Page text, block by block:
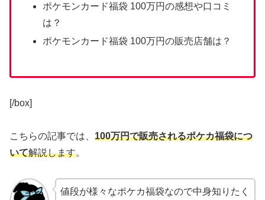
ポケモンカード福袋 100万円の感想や口コミ
は？
ポケモンカード福袋 100万円の販売店舗は？
[/box]
こちらの記事では、 100万円で販売されるポケカ福袋につ
いて解説します。
値段が様々なポケカ福袋なので中身知りたく